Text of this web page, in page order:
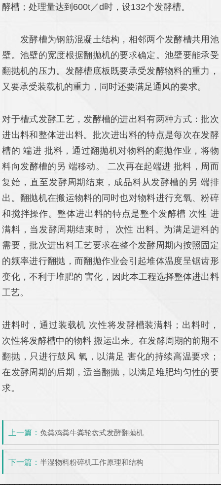
酵槽；处理量达到600t／d时，设132个发酵槽。
发酵槽为钢筋混凝土结构，相邻两个发酵槽共用池
壁。池壁的宽度根据翻抛机的要求确定。池壁要能承受
翻抛机的压力。发酵槽底板既要承受发酵物料的重力，
又要承受装载机的重力，同时还要满足通风的要求。
对于槽式发酵工艺，发酵槽的进出料有两种方式：批次
进出料和整体进出料。批次进出料的特点是每次在发酵
槽的 端进 批料，通过翻抛机对物料的翻抛作业，将物
料向发酵槽的另 端移动。 二次再在起端进 批料，周而
复始，直至发酵周期结束，成品料从发酵槽的另 端排
出。翻抛机在搬运物料的同时也对物料进行充氧、粉碎
和搅拌操作。整体进出料的特点是整个发酵槽 次性 进
满料，当发酵周期结束时， 次性 出料。为满足进料的
需要，批次进出料工艺要求在整个发酵周期内按照固定
的频率进行翻抛，而翻抛作业会引起堆体温度呈锯齿形
变化，不利于堆肥的 害化，因此本工程选择整体进出料
工艺。
进料时，通过装载机 次性将发酵槽装满料；出料时，
次性将发酵槽中的物料 搬运出来。在发酵周期的前期不
翻抛，只进行鼓风 氧，以满足 害化的持续高温要求；
在发酵周期的后期，适当翻抛，以满足堆肥均匀性的要
求。
上一篇：兔粪鸡粪牛粪轮盘式发酵翻抛机
下一篇：半湿物料粉碎机工作原理和结构